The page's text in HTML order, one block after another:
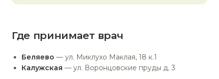
Где принимает врач
Беляево — ул. Миклухо Маклая, 18 к.1
Калужская — ул. Воронцовские пруды д. 3